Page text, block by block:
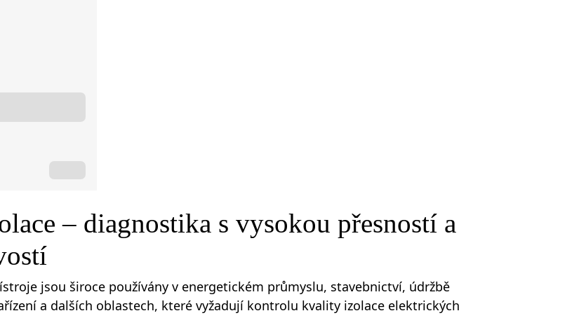
– diagnostika s vysokou přesností a
jsou široce používány v energetickém průmyslu, stavebnictví, údržbě
a dalších oblastech, které vyžadují kontrolu kvality izolace elektrických